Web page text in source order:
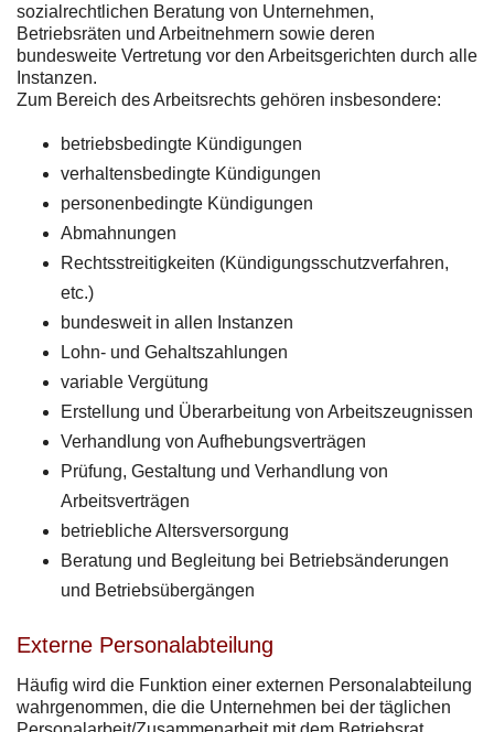
sozialrechtlichen Beratung von Unternehmen,
Betriebsräten und Arbeitnehmern sowie deren
bundesweite Vertretung vor den Arbeitsgerichten durch alle
Instanzen.
Zum Bereich des Arbeitsrechts gehören insbesondere:
betriebsbedingte Kündigungen
verhaltensbedingte Kündigungen
personenbedingte Kündigungen
Abmahnungen
Rechtsstreitigkeiten (Kündigungsschutzverfahren,
etc.)
bundesweit in allen Instanzen
Lohn- und Gehaltszahlungen
variable Vergütung
Erstellung und Überarbeitung von Arbeitszeugnissen
Verhandlung von Aufhebungsverträgen
Prüfung, Gestaltung und Verhandlung von
Arbeitsverträgen
betriebliche Altersversorgung
Beratung und Begleitung bei Betriebsänderungen
und Betriebsübergängen
Externe Personalabteilung
Häufig wird die Funktion einer externen Personalabteilung
wahrgenommen, die die Unternehmen bei der täglichen